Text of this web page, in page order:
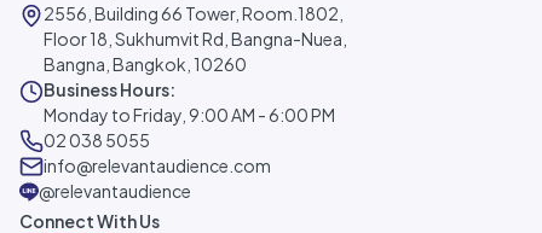
2556, Building 66 Tower, Room.1802,
Floor 18, Sukhumvit Rd, Bangna-Nuea,
Bangna, Bangkok, 10260
Business Hours:
Monday to Friday, 9:00 AM - 6:00 PM
02 038 5055
info@relevantaudience.com
@relevantaudience
Connect With Us